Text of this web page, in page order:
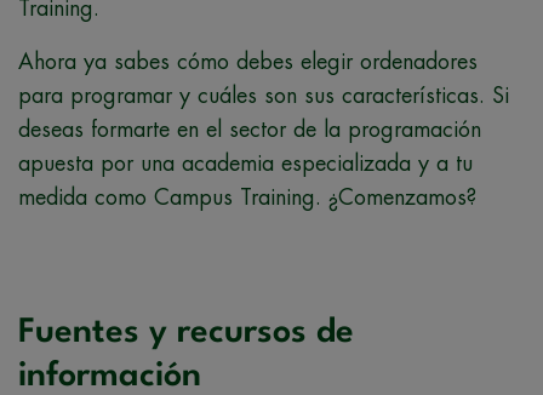
Training.
Ahora ya sabes cómo debes elegir ordenadores
para programar y cuáles son sus características. Si
deseas formarte en el sector de la programación
apuesta por una academia especializada y a tu
medida como Campus Training. ¿Comenzamos?
Fuentes y recursos de
información